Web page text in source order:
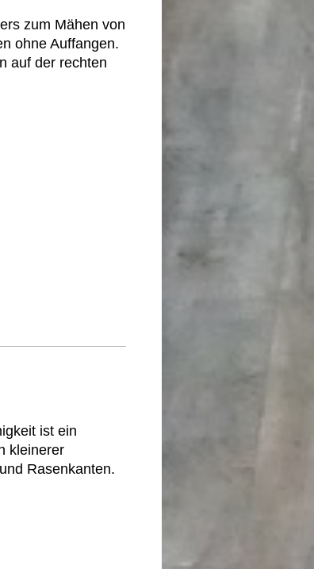
zum Mähen von
ohne Auffangen.
auf der rechten
ist ein
kleinerer
Rasenkanten.